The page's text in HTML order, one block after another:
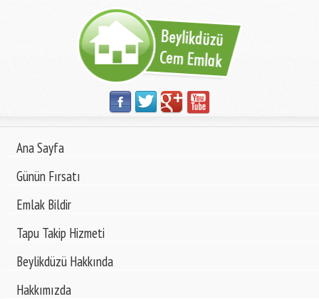
Ana Sayfa
Günün Fırsatı
Emlak Bildir
Tapu Takip Hizmeti
Beylikdüzü Hakkında
Hakkımızda